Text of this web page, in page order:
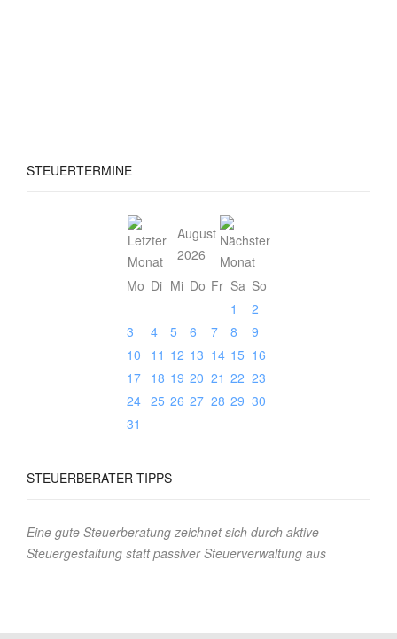
STEUERTERMINE
August
2026
Mo Di Mi Do Fr Sa So
1
2
3
4 5 6 7 8
9
10
11 12 13 14 15 16
17
18 19 20 21 22 23
24 25 26 27 28 29 30
31
STEUERBERATER TIPPS
Eine gute Steuerberatung zeichnet sich durch aktive
Steuergestaltung statt passiver Steuerverwaltung aus